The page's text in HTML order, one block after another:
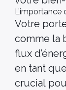
L’importance
Votre
comme la
flux
en tant
crucial